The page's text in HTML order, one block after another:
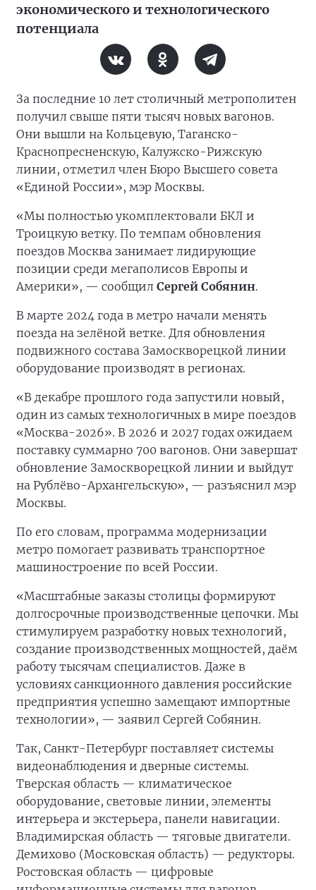
экономического и технологического
потенциала
За последние 10 лет столичный метрополитен
получил свыше пяти тысяч новых вагонов.
Они вышли на Кольцевую, Таганско-
Краснопресненскую, Калужско-Рижскую
линии, отметил член Бюро Высшего совета
«Единой России», мэр Москвы.
«Мы полностью укомплектовали БКЛ и
Троицкую ветку. По темпам обновления
поездов Москва занимает лидирующие
позиции среди мегаполисов Европы и
Америки», — сообщил Сергей Собянин.
В марте 2024 года в метро начали менять
поезда на зелёной ветке. Для обновления
подвижного состава Замоскворецкой линии
оборудование производят в регионах.
«В декабре прошлого года запустили новый,
один из самых технологичных в мире поездов
«Москва-2026». В 2026 и 2027 годах ожидаем
поставку суммарно 700 вагонов. Они завершат
обновление Замоскворецкой линии и выйдут
на Рублёво-Архангельскую», — разъяснил мэр
Москвы.
По его словам, программа модернизации
метро помогает развивать транспортное
машиностроение по всей России.
«Масштабные заказы столицы формируют
долгосрочные производственные цепочки. Мы
стимулируем разработку новых технологий,
создание производственных мощностей, даём
работу тысячам специалистов. Даже в
условиях санкционного давления российские
предприятия успешно замещают импортные
технологии», — заявил Сергей Собянин.
Так, Санкт-Петербург поставляет системы
видеонаблюдения и дверные системы.
Тверская область — климатическое
оборудование, световые линии, элементы
интерьера и экстерьера, панели навигации.
Владимирская область — тяговые двигатели.
Демихово (Московская область) — редукторы.
Ростовская область — цифровые